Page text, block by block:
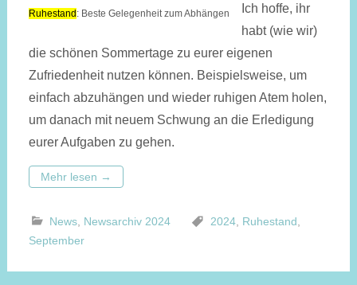
Ruhestand : Beste Gelegenheit zum Abhängen
Ich hoffe, ihr
habt (wie wir)
die schönen Sommertage zu eurer eigenen
Zufriedenheit nutzen können. Beispielsweise, um
einfach abzuhängen und wieder ruhigen Atem holen,
um danach mit neuem Schwung an die Erledigung
eurer Aufgaben zu gehen.
Mehr lesen →
News, Newsarchiv 2024 2024, Ruhestand,
September